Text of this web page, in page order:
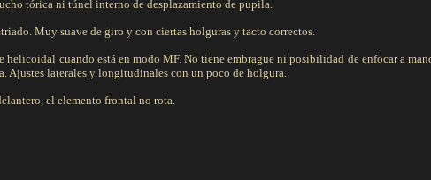
tórica ni túnel interno de desplazamiento de pupila.
Muy suave de giro y con ciertas holguras y tacto correctos.
helicoidal cuando está en modo MF. No tiene embrague ni posibilidad de enfocar a
Ajustes laterales y longitudinales con un poco de holgura.
el elemento frontal no rota.